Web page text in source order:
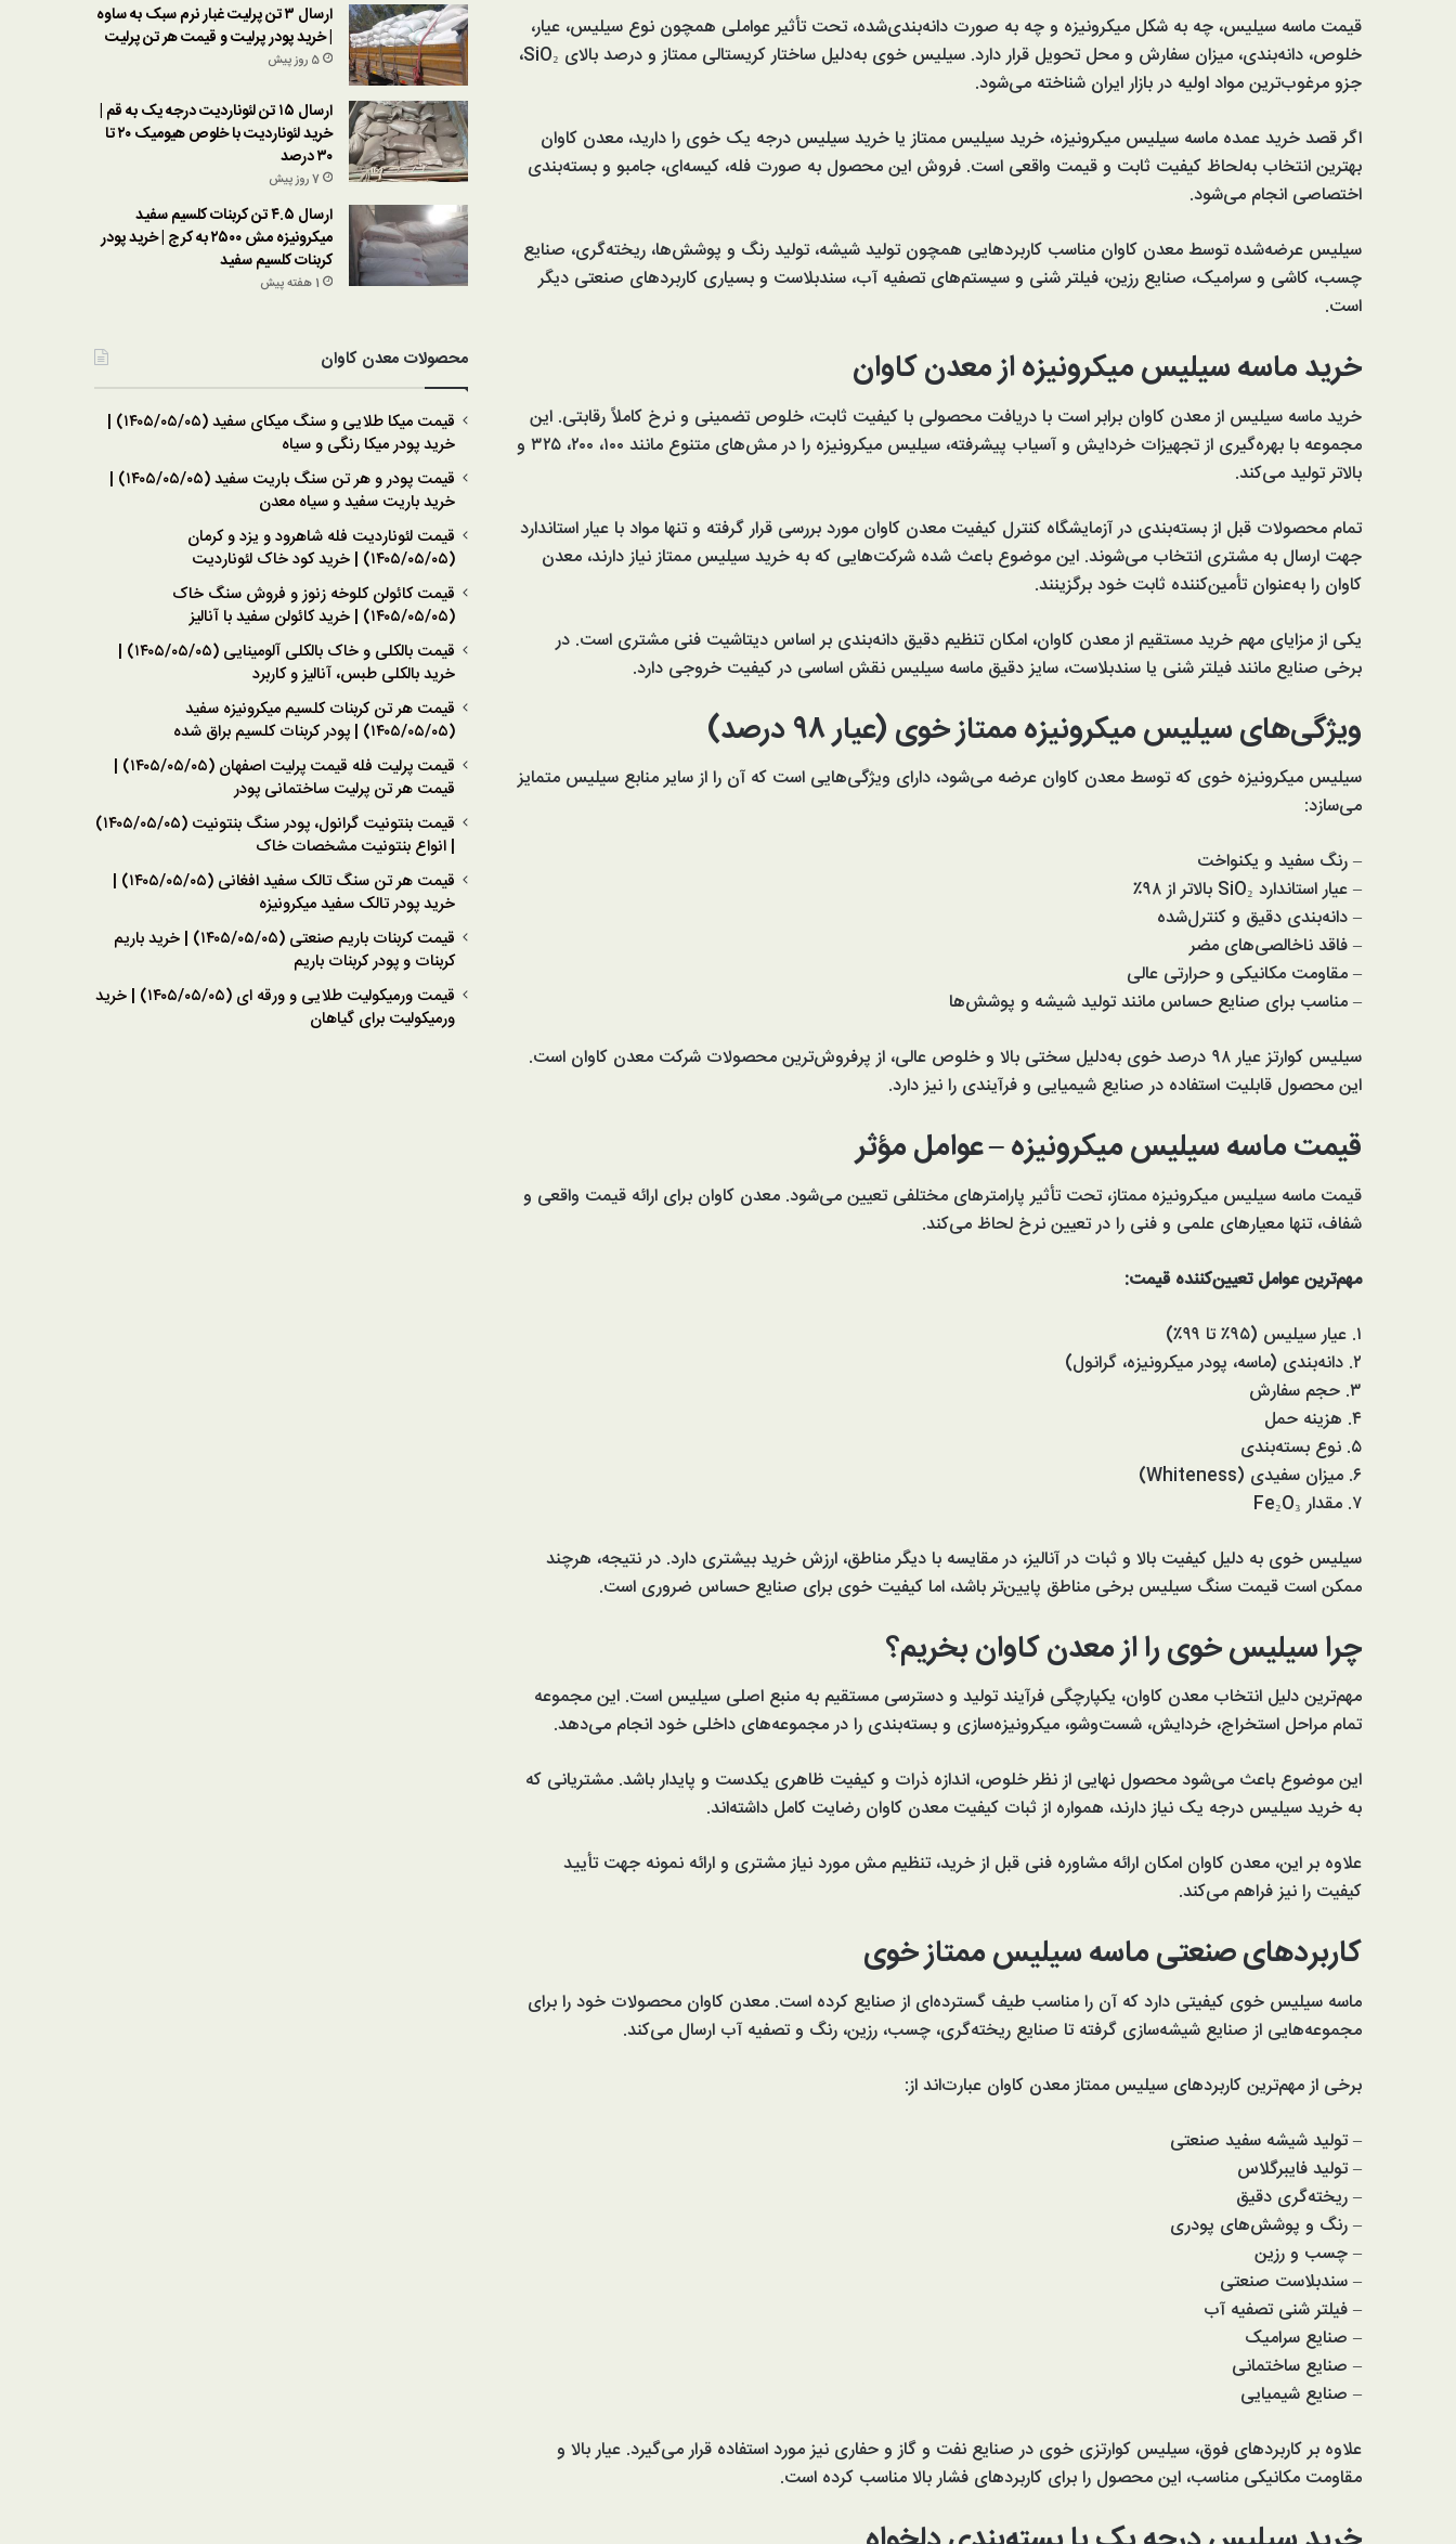
قیمت ماسه سیلیس، چه به شکل میکرونیزه و چه به صورت دانه‌بندی‌شده، تحت تأثیر عواملی همچون نوع سیلیس، عیار،
خلوص، دانه‌بندی، میزان سفارش و محل تحویل قرار دارد. سیلیس خوی به‌دلیل ساختار کریستالی ممتاز و درصد بالای SiO₂،
جزو مرغوب‌ترین مواد اولیه در بازار ایران شناخته می‌شود.
اگر قصد خرید عمده ماسه سیلیس میکرونیزه، خرید سیلیس ممتاز یا خرید سیلیس درجه یک خوی را دارید، معدن کاوان
بهترین انتخاب به‌لحاظ کیفیت ثابت و قیمت واقعی است. فروش این محصول به صورت فله، کیسه‌ای، جامبو و بسته‌بندی
اختصاصی انجام می‌شود.
سیلیس عرضه‌شده توسط معدن کاوان مناسب کاربردهایی همچون تولید شیشه، تولید رنگ و پوشش‌ها، ریخته‌گری، صنایع
چسب، کاشی و سرامیک، صنایع رزین، فیلتر شنی و سیستم‌های تصفیه آب، سندبلاست و بسیاری کاربردهای صنعتی دیگر
است.
خرید ماسه سیلیس میکرونیزه از معدن کاوان
خرید ماسه سیلیس از معدن کاوان برابر است با دریافت محصولی با کیفیت ثابت، خلوص تضمینی و نرخ کاملاً رقابتی. این
مجموعه با بهره‌گیری از تجهیزات خردایش و آسیاب پیشرفته، سیلیس میکرونیزه را در مش‌های متنوع مانند ۱۰۰، ۲۰۰، ۳۲۵ و
بالاتر تولید می‌کند.
تمام محصولات قبل از بسته‌بندی در آزمایشگاه کنترل کیفیت معدن کاوان مورد بررسی قرار گرفته و تنها مواد با عیار استاندارد
جهت ارسال به مشتری انتخاب می‌شوند. این موضوع باعث شده شرکت‌هایی که به خرید سیلیس ممتاز نیاز دارند، معدن
کاوان را به‌عنوان تأمین‌کننده ثابت خود برگزینند.
یکی از مزایای مهم خرید مستقیم از معدن کاوان، امکان تنظیم دقیق دانه‌بندی بر اساس دیتاشیت فنی مشتری است. در
برخی صنایع مانند فیلتر شنی یا سندبلاست، سایز دقیق ماسه سیلیس نقش اساسی در کیفیت خروجی دارد.
ویژگی‌های سیلیس میکرونیزه ممتاز خوی (عیار ۹۸ درصد)
سیلیس میکرونیزه خوی که توسط معدن کاوان عرضه می‌شود، دارای ویژگی‌هایی است که آن را از سایر منابع سیلیس متمایز
می‌سازد:
– رنگ سفید و یکنواخت
– عیار استاندارد SiO₂ بالاتر از ۹۸٪
– دانه‌بندی دقیق و کنترل‌شده
– فاقد ناخالصی‌های مضر
– مقاومت مکانیکی و حرارتی عالی
– مناسب برای صنایع حساس مانند تولید شیشه و پوشش‌ها
سیلیس کوارتز عیار ۹۸ درصد خوی به‌دلیل سختی بالا و خلوص عالی، از پرفروش‌ترین محصولات شرکت معدن کاوان است.
این محصول قابلیت استفاده در صنایع شیمیایی و فرآیندی را نیز دارد.
قیمت ماسه سیلیس میکرونیزه – عوامل مؤثر
قیمت ماسه سیلیس میکرونیزه ممتاز، تحت تأثیر پارامترهای مختلفی تعیین می‌شود. معدن کاوان برای ارائه قیمت واقعی و
شفاف، تنها معیارهای علمی و فنی را در تعیین نرخ لحاظ می‌کند.
مهم‌ترین عوامل تعیین‌کننده قیمت:
۱. عیار سیلیس (۹۵٪ تا ۹۹٪)
۲. دانه‌بندی (ماسه، پودر میکرونیزه، گرانول)
۳. حجم سفارش
۴. هزینه حمل
۵. نوع بسته‌بندی
۶. میزان سفیدی (Whiteness)
۷. مقدار Fe₂O₃
سیلیس خوی به دلیل کیفیت بالا و ثبات در آنالیز، در مقایسه با دیگر مناطق، ارزش خرید بیشتری دارد. در نتیجه، هرچند
ممکن است قیمت سنگ سیلیس برخی مناطق پایین‌تر باشد، اما کیفیت خوی برای صنایع حساس ضروری است.
چرا سیلیس خوی را از معدن کاوان بخریم؟
مهم‌ترین دلیل انتخاب معدن کاوان، یکپارچگی فرآیند تولید و دسترسی مستقیم به منبع اصلی سیلیس است. این مجموعه
تمام مراحل استخراج، خردایش، شست‌وشو، میکرونیزه‌سازی و بسته‌بندی را در مجموعه‌های داخلی خود انجام می‌دهد.
این موضوع باعث می‌شود محصول نهایی از نظر خلوص، اندازه ذرات و کیفیت ظاهری یکدست و پایدار باشد. مشتریانی که
به خرید سیلیس درجه یک نیاز دارند، همواره از ثبات کیفیت معدن کاوان رضایت کامل داشته‌اند.
علاوه بر این، معدن کاوان امکان ارائه مشاوره فنی قبل از خرید، تنظیم مش مورد نیاز مشتری و ارائه نمونه جهت تأیید
کیفیت را نیز فراهم می‌کند.
کاربردهای صنعتی ماسه سیلیس ممتاز خوی
ماسه سیلیس خوی کیفیتی دارد که آن را مناسب طیف گسترده‌ای از صنایع کرده است. معدن کاوان محصولات خود را برای
مجموعه‌هایی از صنایع شیشه‌سازی گرفته تا صنایع ریخته‌گری، چسب، رزین، رنگ و تصفیه آب ارسال می‌کند.
برخی از مهم‌ترین کاربردهای سیلیس ممتاز معدن کاوان عبارت‌اند از:
– تولید شیشه سفید صنعتی
– تولید فایبرگلاس
– ریخته‌گری دقیق
– رنگ و پوشش‌های پودری
– چسب و رزین
– سندبلاست صنعتی
– فیلتر شنی تصفیه آب
– صنایع سرامیک
– صنایع ساختمانی
– صنایع شیمیایی
علاوه بر کاربردهای فوق، سیلیس کوارتزی خوی در صنایع نفت و گاز و حفاری نیز مورد استفاده قرار می‌گیرد. عیار بالا و
مقاومت مکانیکی مناسب، این محصول را برای کاربردهای فشار بالا مناسب کرده است.
ارسال ۳ تن پرلیت غبار نرم سبک به ساوه
| خرید پودر پرلیت و قیمت هر تن پرلیت
5 روز پیش
ارسال ۱۵ تن لئوناردیت درجه یک به قم |
خرید لئوناردیت با خلوص هیومیک ۲۰ تا
۳۰ درصد
7 روز پیش
ارسال ۴.۵ تن کربنات کلسیم سفید
میکرونیزه مش ۲۵۰۰ به کرج | خرید پودر
کربنات کلسیم سفید
1 هفته پیش
محصولات معدن کاوان
قیمت میکا طلایی و سنگ میکای سفید (۱۴۰۵/۰۵/۰۵) |
خرید پودر میکا رنگی و سیاه
قیمت پودر و هر تن سنگ باریت سفید (۱۴۰۵/۰۵/۰۵) |
خرید باریت سفید و سیاه معدن
قیمت لئوناردیت فله شاهرود و یزد و کرمان
(۱۴۰۵/۰۵/۰۵) | خرید کود خاک لئوناردیت
قیمت کائولن کلوخه زنوز و فروش سنگ خاک
(۱۴۰۵/۰۵/۰۵) | خرید کائولن سفید با آنالیز
قیمت بالکلی و خاک بالکلی آلومینایی (۱۴۰۵/۰۵/۰۵) |
خرید بالکلی طبس، آنالیز و کاربرد
قیمت هر تن کربنات کلسیم میکرونیزه سفید
(۱۴۰۵/۰۵/۰۵) | پودر کربنات کلسیم براق شده
قیمت پرلیت فله قیمت پرلیت اصفهان (۱۴۰۵/۰۵/۰۵) |
قیمت هر تن پرلیت ساختمانی پودر
قیمت بنتونیت گرانول، پودر سنگ بنتونیت (۱۴۰۵/۰۵/۰۵)
| انواع بنتونیت مشخصات خاک
قیمت هر تن سنگ تالک سفید افغانی (۱۴۰۵/۰۵/۰۵) |
خرید پودر تالک سفید میکرونیزه
قیمت کربنات باریم صنعتی (۱۴۰۵/۰۵/۰۵) | خرید باریم
کربنات و پودر کربنات باریم
قیمت ورمیکولیت طلایی و ورقه ای (۱۴۰۵/۰۵/۰۵) | خرید
ورمیکولیت برای گیاهان